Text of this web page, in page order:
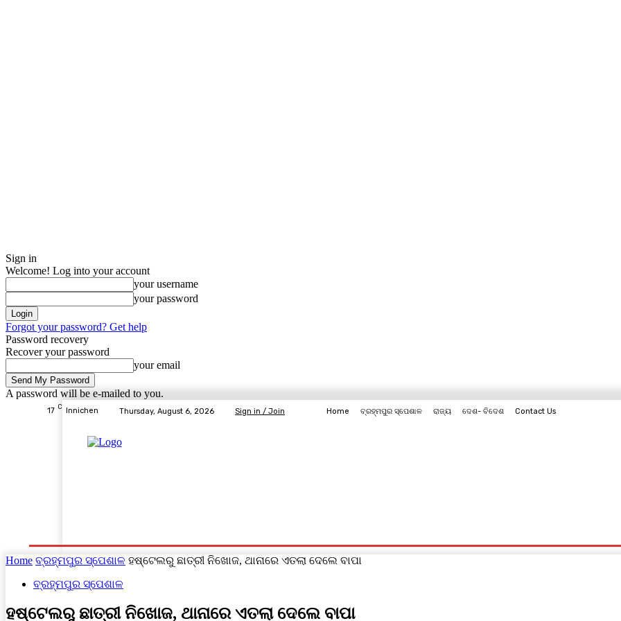
Sign in
Welcome! Log into your account
your username
your password
Forgot your password? Get help
Password recovery
Recover your password
your email
A password will be e-mailed to you.
17 C Innichen Thursday, August 6, 2026 Sign in / Join Home ବ୍ରହ୍ମପୁର ସ୍ପେଶାଳ ରାଜ୍ୟ ଦେଶ- ବିଦେଶ Contact Us
Home ବ୍ରହ୍ମପୁର ସ୍ପେଶାଳ ହଷ୍ଟେଲରୁ ଛାତ୍ରୀ ନିଖୋଜ, ଥାନାରେ ଏତଲା ଦେଲେ ବାପା
ବ୍ରହ୍ମପୁର ସ୍ପେଶାଳ
ହଷ୍ଟେଲରୁ ଛାତ୍ରୀ ନିଖୋଜ, ଥାନାରେ ଏତଲା ଦେଲେ ବାପା